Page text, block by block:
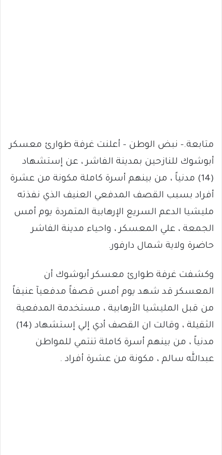
متابعة.- نبض الوطن – أعلنت غرفة طوارئ معسكر
أبوشوك للنازحين بمدينة الفاشر ، عن إستشهاد
(14) مدنياً ، من بينهم أسرة كاملة مكونة من عشرة
أفراد بسبب القصف المدفعي العنيف الذي نفذته
مليشيا الدعم السريع الإرهابية المتمردة يوم أمس
الجمعة ، علي المعسكر ، واحياء مدينة الفاشر
حاضرة ولاية شمال دارفور.
وكشفت غرفة طوارئ معسكر أبوشوك أن
المعسكر قد شهد يوم أمس قصفاً مدفعيآ عنيفاً
من قبل المليشيا الأرهابية ، مستخدمة المدفعية
الثقيلة ، وقالت ان القصف أدي إلي إستشهاد (14)
مدنياً ، من بينهم أسرة كاملة تنتمي للمواطن
عبدالله سالم ، مكونة من عشرة أفراد .